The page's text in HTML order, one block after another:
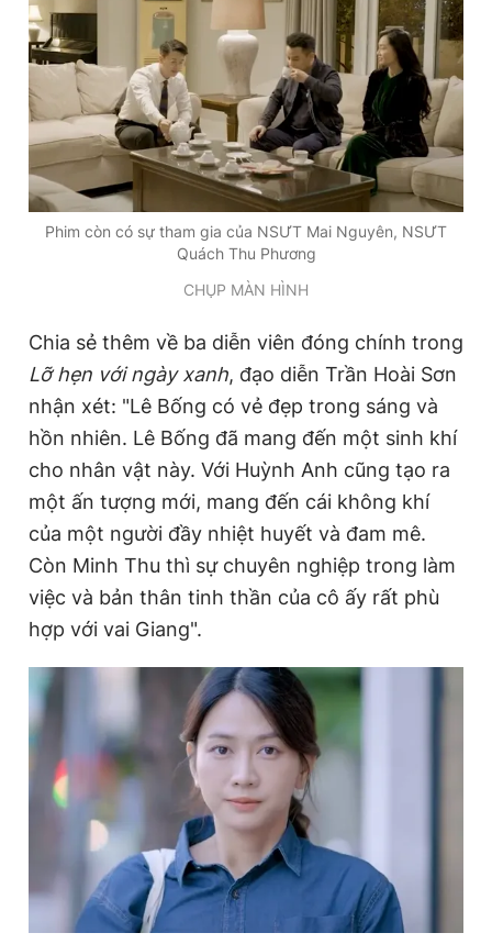
Phim còn có sự tham gia của NSƯT Mai Nguyên, NSƯT
Quách Thu Phương
CHỤP MÀN HÌNH
Chia sẻ thêm về ba diễn viên đóng chính trong
Lỡ hẹn với ngày xanh, đạo diễn Trần Hoài Sơn
nhận xét: "Lê Bống có vẻ đẹp trong sáng và
hồn nhiên. Lê Bống đã mang đến một sinh khí
cho nhân vật này. Với Huỳnh Anh cũng tạo ra
một ấn tượng mới, mang đến cái không khí
của một người đầy nhiệt huyết và đam mê.
Còn Minh Thu thì sự chuyên nghiệp trong làm
việc và bản thân tinh thần của cô ấy rất phù
hợp với vai Giang".